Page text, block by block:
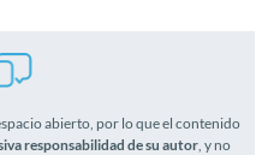
abierto, por lo que el contenido
responsabilidad de su autor , y no